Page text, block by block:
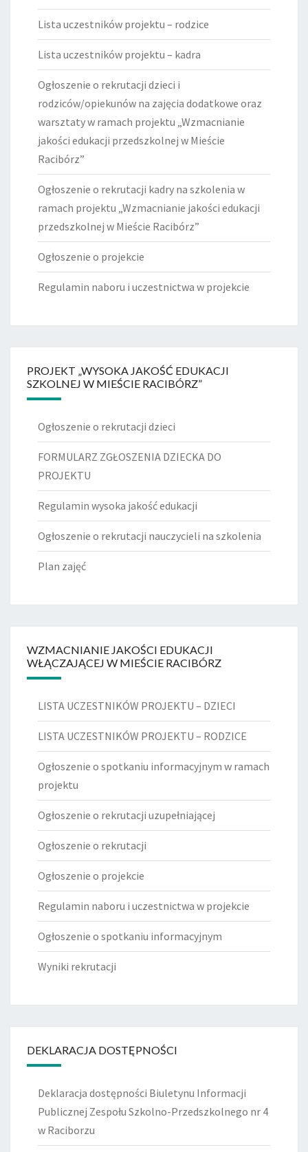
Lista uczestników projektu – rodzice
Lista uczestników projektu – kadra
Ogłoszenie o rekrutacji dzieci i
rodziców/opiekunów na zajęcia dodatkowe oraz
warsztaty w ramach projektu „Wzmacnianie
jakości edukacji przedszkolnej w Mieście
Racibórz”
Ogłoszenie o rekrutacji kadry na szkolenia w
ramach projektu „Wzmacnianie jakości edukacji
przedszkolnej w Mieście Racibórz”
Ogłoszenie o projekcie
Regulamin naboru i uczestnictwa w projekcie
PROJEKT „WYSOKA JAKOŚĆ EDUKACJI
SZKOLNEJ W MIEŚCIE RACIBÓRZ”
Ogłoszenie o rekrutacji dzieci
FORMULARZ ZGŁOSZENIA DZIECKA DO
PROJEKTU
Regulamin wysoka jakość edukacji
Ogłoszenie o rekrutacji nauczycieli na szkolenia
Plan zajęć
WZMACNIANIE JAKOŚCI EDUKACJI
WŁĄCZAJĄCEJ W MIEŚCIE RACIBÓRZ
LISTA UCZESTNIKÓW PROJEKTU – DZIECI
LISTA UCZESTNIKÓW PROJEKTU – RODZICE
Ogłoszenie o spotkaniu informacyjnym w ramach
projektu
Ogłoszenie o rekrutacji uzupełniającej
Ogłoszenie o rekrutacji
Ogłoszenie o projekcie
Regulamin naboru i uczestnictwa w projekcie
Ogłoszenie o spotkaniu informacyjnym
Wyniki rekrutacji
DEKLARACJA DOSTĘPNOŚCI
Deklaracja dostępności Biuletynu Informacji
Publicznej Zespołu Szkolno-Przedszkolnego nr 4
w Raciborzu